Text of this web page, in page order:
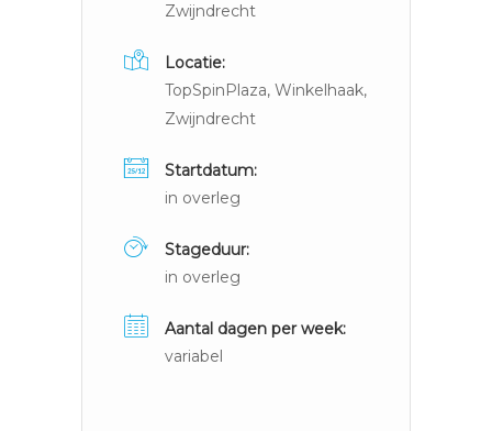
Zwijndrecht
Locatie:
TopSpinPlaza, Winkelhaak,
Zwijndrecht
Startdatum:
in overleg
Stageduur:
in overleg
Aantal dagen per week:
variabel